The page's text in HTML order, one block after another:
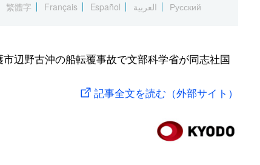
繁體字 Français Español العربية Русский
辺野古沖の船転覆事故で文部科学省が同志社国
記事全文を読む（外部サイト）